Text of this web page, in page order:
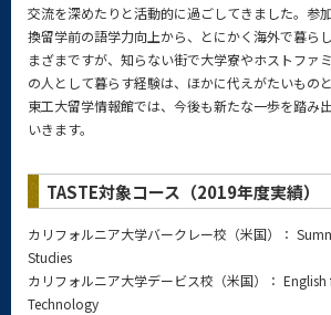
交流を深めたりと活動的に過ごしてきました。参
換留学前の語学力向上から、とにかく海外で暮ら
まざまですが、知らない街で大学寮やホストファ
の人として暮らす経験は、ほかに代えがたいものと
東工大留学情報館では、今後も新たな一歩を踏み
いきます。
TASTE対象コース（2019年度実績）
カリフォルニア大学バークレー校（米国）：
Studies
カリフォルニア大学デービス校（米国）：
Technology